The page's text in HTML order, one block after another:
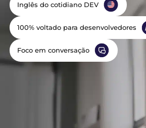
Inglês do cotidiano DEV
100% voltado para desenvolvedores
Foco em conversação